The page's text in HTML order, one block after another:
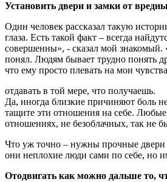
Установить двери и замки от
Один человек рассказал такую
глаза. Есть такой факт – всегда
совершенны», - сказал мой знакомый.
понял. Людям бывает трудно понять
что ему просто плевать на мои
отдавать в той мере, что получаешь.
Да, иногда близкие причиняют боль
тащите эти отношения на себе.
отношениях, не безоблачных, так не
Что уж точно – нужны прочные двери
они неплохие люди сами по себе, но
Отодвигать как можно дальше то,